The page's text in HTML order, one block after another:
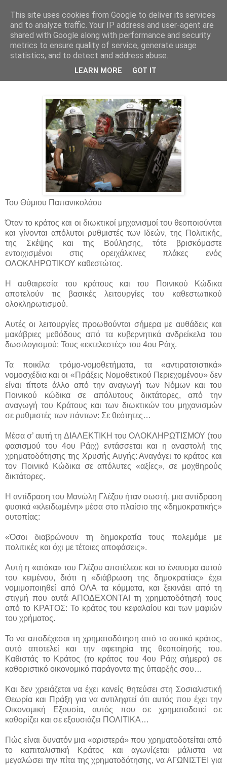
Parakato.gr
Η αυθαιρεσία του κράτους και του
ποινικού κώδικα
Του Θύμιου Παπανικολάου
Όταν το κράτος και οι διωκτικοί μηχανισμοί του θεοποιούνται
και γίνονται απόλυτοι ρυθμιστές των Ιδεών, της Πολιτικής,
της Σκέψης και της Βούλησης, τότε βρισκόμαστε
εντοιχισμένοι στις ορειχάλκινες πλάκες ενός
ΟΛΟΚΛΗΡΩΤΙΚΟΥ καθεστώτος.
Η αυθαιρεσία του κράτους και του Ποινικού Κώδικα
αποτελούν τις βασικές λειτουργίες του καθεστωτικού
ολοκληρωτισμού.
Αυτές οι λειτουργίες προωθούνται σήμερα με αυθάδεις και
μακάβριες μεθόδους από τα κυβερνητικά ανδρείκελα του
δωσιλογισμού: Τους «εκτελεστές» του 4ου Ράιχ.
Τα ποικίλα τρόμο-νομοθετήματα, τα «αντιρατσιστικά»
νομοσχέδια και οι «Πράξεις Νομοθετικού Περιεχομένου» δεν
είναι τίποτε άλλο από την αναγωγή των Νόμων και του
Ποινικού κώδικα σε απόλυτους δικτάτορες, από την
αναγωγή του Κράτους και των διωκτικών του μηχανισμών
σε ρυθμιστές των πάντων: Σε θεότητες…
Μέσα σ’ αυτή τη ΔΙΑΛΕΚΤΙΚΗ του ΟΛΟΚΛΗΡΩΤΙΣΜΟΥ (του
φασισμού του 4ου Ράιχ) εντάσσεται και η αναστολή της
χρηματοδότησης της Χρυσής Αυγής: Αναγάγει το κράτος και
τον Ποινικό Κώδικα σε απόλυτες «αξίες», σε μοχθηρούς
δικτάτορες.
Η αντίδραση του Μανώλη Γλέζου ήταν σωστή, μια αντίδραση
φυσικά «κλειδωμένη» μέσα στο πλαίσιο της «δημοκρατικής»
ουτοπίας:
«Όσοι διαβρώνουν τη δημοκρατία τους πολεμάμε με
πολιτικές και όχι με τέτοιες αποφάσεις».
Αυτή η «ατάκα» του Γλέζου αποτέλεσε και το έναυσμα αυτού
του κειμένου, διότι η «διάβρωση της δημοκρατίας» έχει
νομιμοποιηθεί από ΟΛΑ τα κόμματα, και ξεκινάει από τη
στιγμή που αυτά ΑΠΟΔΕΧΟΝΤΑΙ τη χρηματοδότησή τους
από το ΚΡΑΤΟΣ: Το κράτος του κεφαλαίου και των μαφιών
του χρήματος.
Το να αποδέχεσαι τη χρηματοδότηση από το αστικό κράτος,
αυτό αποτελεί και την αφετηρία της θεοποίησής του.
Καθιστάς το Κράτος (το κράτος του 4ου Ράιχ σήμερα) σε
καθοριστικό οικονομικό παράγοντα της ύπαρξής σου…
Και δεν χρειάζεται να έχει κανείς θητεύσει στη Σοσιαλιστική
Θεωρία και Πράξη για να αντιληφτεί ότι αυτός που έχει την
Οικονομική Εξουσία, αυτός που σε χρηματοδοτεί σε
καθορίζει και σε εξουσιάζει ΠΟΛΙΤΙΚΑ…
Πώς είναι δυνατόν μια «αριστερά» που χρηματοδοτείται από
το καπιταλιστική Κράτος και αγωνίζεται μάλιστα να
μεγαλώσει την πίτα της χρηματοδότησης, να ΑΓΩΝΙΣΤΕΙ για
This site uses cookies from Google to deliver its services
and to analyze traffic. Your IP address and user-agent are
shared with Google along with performance and security
metrics to ensure quality of service, generate usage
statistics, and to detect and address abuse.
LEARN MORE GOT IT